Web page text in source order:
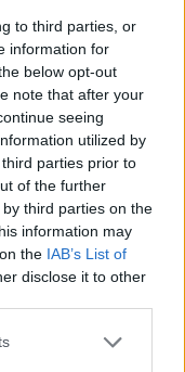
to third parties, or
information for
below opt-out
note that after your
seeing
utilized by
parties prior to
of the further
third parties on the
information may
the IAB’s List of
disclose it to other